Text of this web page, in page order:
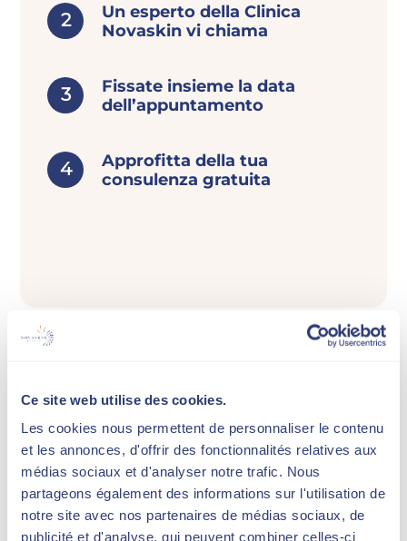
Ce site web utilise des cookies.
Les cookies nous permettent de personnaliser le contenu
et les annonces, d'offrir des fonctionnalités relatives aux
médias sociaux et d'analyser notre trafic. Nous
partageons également des informations sur l'utilisation de
notre site avec nos partenaires de médias sociaux, de
publicité et d'analyse, qui peuvent combiner celles-ci
Un esperto della Clinica
Novaskin vi chiama
Fissate insieme la data
dell’appuntamento
Approfitta della tua
consulenza gratuita
*
Nome
*